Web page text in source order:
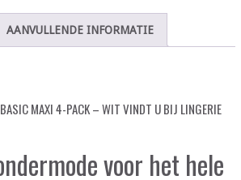
AANVULLENDE INFORMATIE
MAXI 4-PACK – WIT VINDT U BIJ LINGERIE
voor het hele